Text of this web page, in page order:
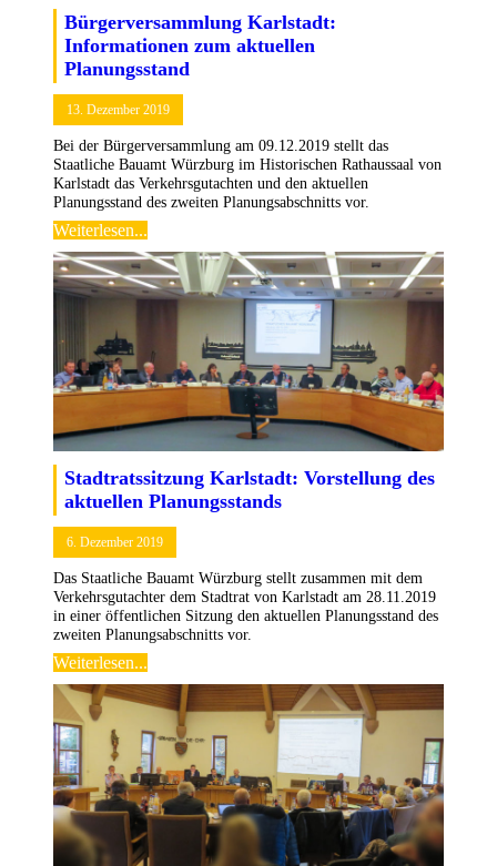
Bürgerversammlung Karlstadt:
Informationen zum aktuellen
Planungsstand
13. Dezember 2019
Bei der Bürgerversammlung am 09.12.2019 stellt das
Staatliche Bauamt Würzburg im Historischen Rathaussaal von
Karlstadt das Verkehrsgutachten und den aktuellen
Planungsstand des zweiten Planungsabschnitts vor.
Weiterlesen...
Stadtratssitzung Karlstadt: Vorstellung des
aktuellen Planungsstands
6. Dezember 2019
Das Staatliche Bauamt Würzburg stellt zusammen mit dem
Verkehrsgutachter dem Stadtrat von Karlstadt am 28.11.2019
in einer öffentlichen Sitzung den aktuellen Planungsstand des
zweiten Planungsabschnitts vor.
Weiterlesen...